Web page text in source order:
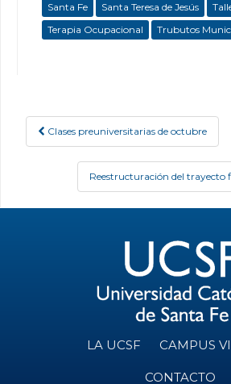
Santa Fe
Santa Teresa de Jesús
Terapia Ocupacional
Trubutos
Post navigation
Clases preuniversitarias de octubre
Reestructuración del trayecto
LA UCSF CAMPUS
CONTACTO